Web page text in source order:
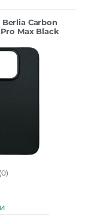
Carbon
Max Black
(0)